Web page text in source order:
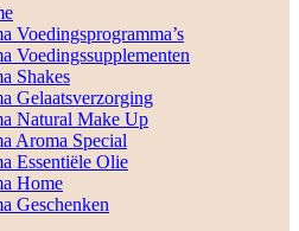
Voedingsprogramma’s
Voedingssupplementen
Shakes
Gelaatsverzorging
Natural Make Up
Aroma Special
Essentiële Olie
Home
Geschenken